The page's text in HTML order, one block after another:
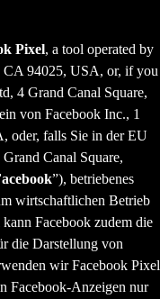
Pixel, a tool operated by
CA 94025, USA, or, if you
4 Grand Canal Square,
von Facebook Inc., 1
oder, falls Sie in der EU
Canal Square,
”), betriebenes
wirtschaftlichen Betrieb
Facebook zudem die
die Darstellung von
wir Facebook Pixel
Facebook-Anzeigen nur